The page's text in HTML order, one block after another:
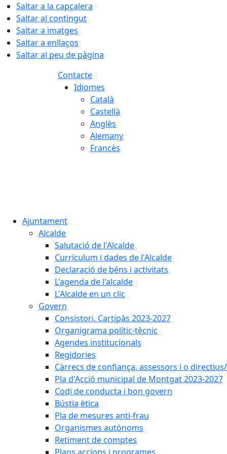
Saltar a la capçalera
Saltar al contingut
Saltar a imatges
Saltar a enllaços
Saltar al peu de pàgina
Contacte
Idiomes
Català
Castellà
Anglès
Alemany
Francès
Ajuntament
Alcalde
Salutació de l'Alcalde
Currículum i dades de l'Alcalde
Declaració de béns i activitats
L'agenda de l'alcalde
L'Alcalde en un clic
Govern
Consistori. Cartipàs 2023-2027
Organigrama polític-tècnic
Agendes institucionals
Regidories
Càrrecs de confiança, assessors i o
Pla d'Acció municipal de Montgat 2023-2027
Codi de conducta i bon govern
Bústia ètica
Pla de mesures anti-frau
Organismes autònoms
Retiment de comptes